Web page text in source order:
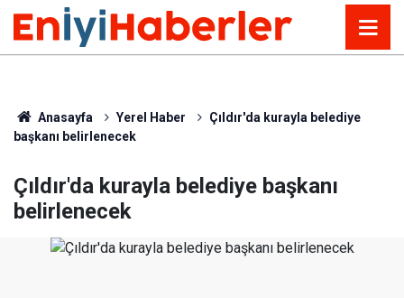
Anasayfa Yerel Haber
Çıldır'da kurayla belediye
başkanı belirlenecek
Çıldır'da kurayla belediye başkanı
belirlenecek